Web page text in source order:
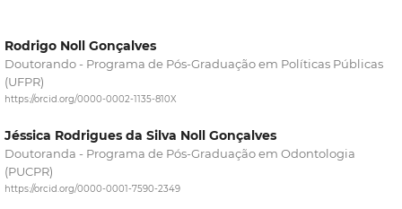
Rodrigo Noll Gonçalves
Doutorando - Programa de Pós-Graduação em Políticas Públicas
(UFPR)
https://orcid.org/0000-0002-1135-810X
Jéssica Rodrigues da Silva Noll Gonçalves
Doutoranda - Programa de Pós-Graduação em Odontologia
(PUCPR)
https://orcid.org/0000-0001-7590-2349